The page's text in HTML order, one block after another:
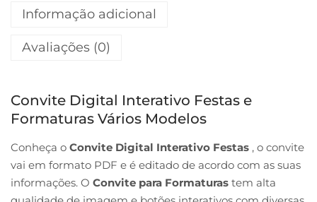
Informação adicional
Avaliações (0)
Convite Digital Interativo Festas e
Formaturas Vários Modelos
Conheça o Convite Digital Interativo Festas , o convite
vai em formato PDF e é editado de acordo com as suas
informações. O Convite para Formaturas tem alta